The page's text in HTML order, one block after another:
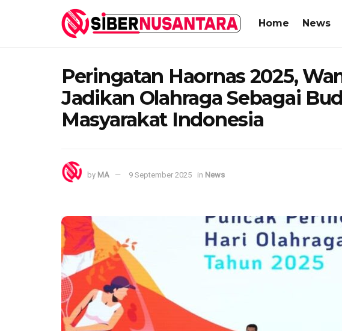
Home News
Peringatan Haornas 2025,
Jadikan Olahraga Sebagai
Masyarakat Indonesia
by MA 9 September 2025 in News